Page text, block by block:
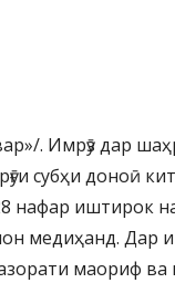
. Имрӯз дар
субҳи доноӣ
нафар иштирок
медиҳанд. Дар
маориф